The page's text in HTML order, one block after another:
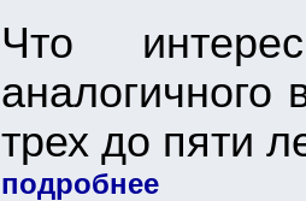
Что
аналогичного
трех до пяти
подробнее